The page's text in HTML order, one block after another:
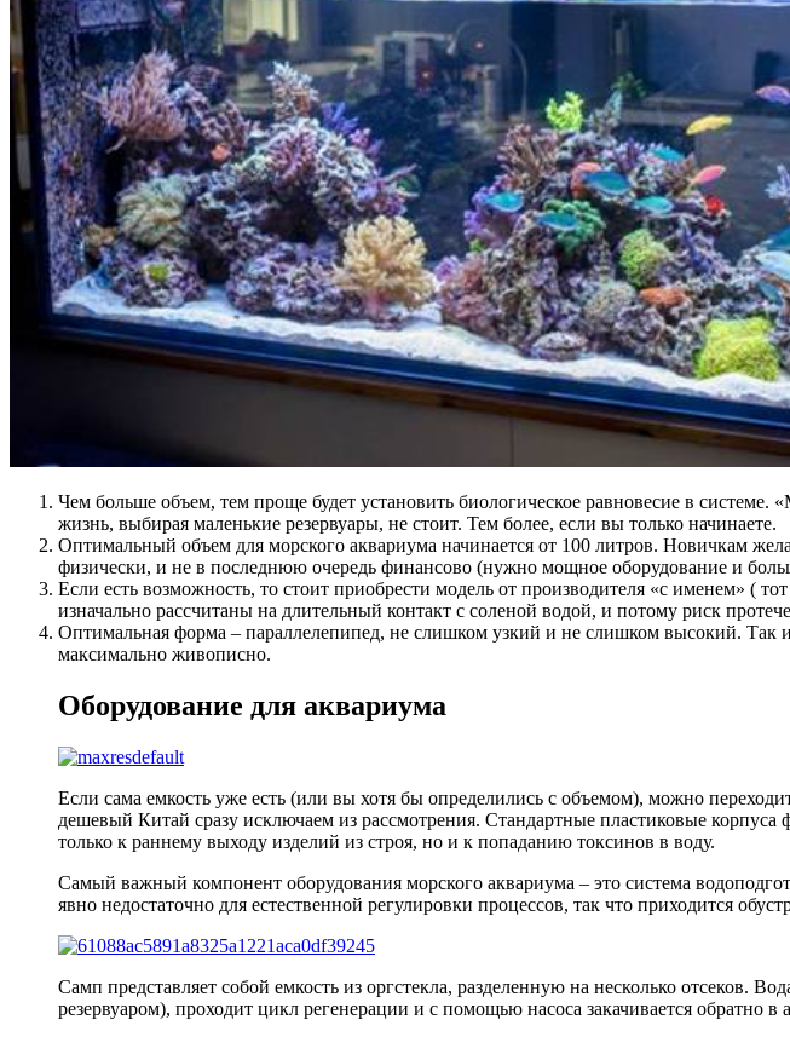
Чем больше объем, тем проще будет установить биологическое равновесие в
жизнь, выбирая маленькие резервуары, не стоит. Тем более, если вы только начинаете.
Оптимальный объем для морского аквариума начинается от 100 литров. Новичкам
физически, и не в последнюю очередь финансово (нужно мощное оборудование и
Если есть возможность, то стоит приобрести модель от производителя «с именем» (
изначально рассчитаны на длительный контакт с соленой водой, и потому риск
Оптимальная форма – параллелепипед, не слишком узкий и не слишком высокий. Так
максимально живописно.
Оборудование для аквариума
Если сама емкость уже есть (или вы хотя бы определились с объемом), можно
дешевый Китай сразу исключаем из рассмотрения. Стандартные пластиковые корпуса
только к раннему выходу изделий из строя, но и к попаданию токсинов в воду.
Самый важный компонент оборудования морского аквариума – это система
явно недостаточно для естественной регулировки процессов, так что приходится
Самп представляет собой емкость из оргстекла, разделенную на несколько отсеков.
резервуаром), проходит цикл регенерации и с помощью насоса закачивается обратно в